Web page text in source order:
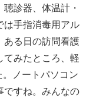
診器、体温計・
は手指消毒用アル
ある日の訪問看護
みたところ、軽
ノートパソコン
ですね。みんなの